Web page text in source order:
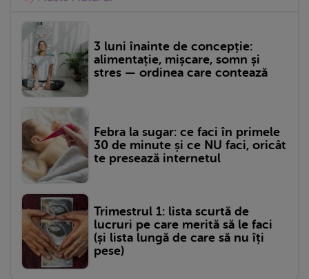
3 luni înainte de concepție:
alimentație, mișcare, somn și
stres — ordinea care contează
Febra la sugar: ce faci în primele
30 de minute și ce NU faci, oricât
te presează internetul
Trimestrul 1: lista scurtă de
lucruri pe care merită să le faci
(și lista lungă de care să nu îți
pese)